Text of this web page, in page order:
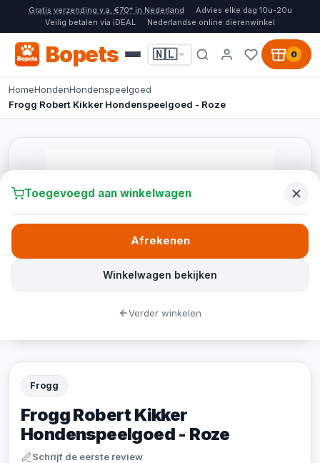
Gratis verzending v.a. €70* in Nederland
Advies elke dag 10u-20u
Veilig betalen via iDEAL
Nederlandse online dierenwinkel
Bopets 🇳🇱 0
HomeHondenHondenspeelgoed
Frogg Robert Kikker Hondenspeelgoed - Roze
Frogg
Frogg Robert Kikker
Hondenspeelgoed - Roze
Schrijf de eerste review
Toegevoegd aan winkelwagen
Winkelwagen bekijken
Afrekenen
Verder winkelen